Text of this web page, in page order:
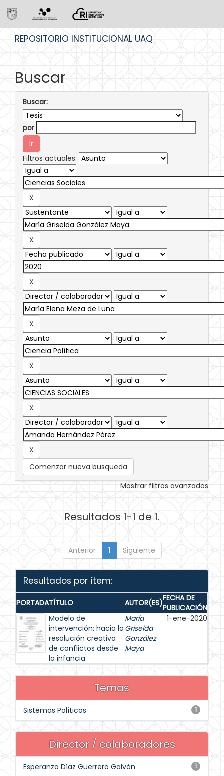
REPOSITORIO INSTITUCIONAL UAQ
Buscar
Buscar:
por
Filtros actuales:
Comenzar nueva busqueda
Mostrar filtros avanzados
Resultados 1-1 de 1.
Anterior 1 Siguiente
Resultados por ítem:
PORTADATÍTULO AUTOR(ES)FECHA DE
PUBLICACIÓN
Modelo de
intervención: hacia la
resolución creativa
de conflictos desde
la infancia
María
Griselda
González
Maya
1-ene-2020
Temas
1
Sistemas Políticos
Director / colaboradores
1
Esperanza Díaz Guerrero Galván